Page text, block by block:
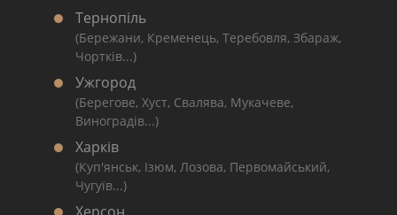
Тернопіль
(Бережани, Кременець, Теребовля, Збараж,
Чортків...)
Ужгород
(Берегове, Хуст, Свалява, Мукачеве,
Виноградів...)
Харків
(Куп'янськ, Ізюм, Лозова, Первомайський,
Чугуїв...)